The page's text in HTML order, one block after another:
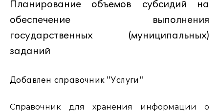
Планирование объемов субсидий на
обеспечение выполнения
государственных (муниципальных)
заданий
Добавлен справочник "Услуги"
Справочник для хранения информации о